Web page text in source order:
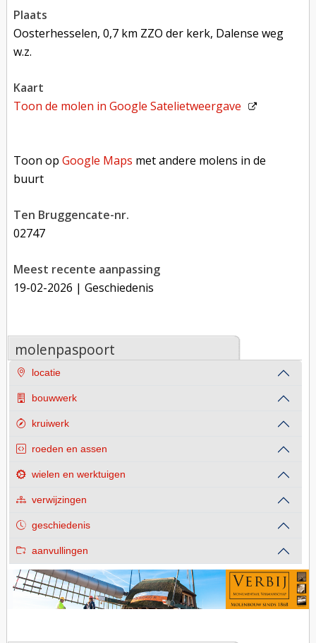
plaats
Oosterhesselen, 0,7 km ZZO der kerk, Dalense weg
w.z.
kaart
Toon de molen inGoogle Satelietweergave
Toon opGoogle Maps met andere molens in de
buurt
Ten Bruggencate-nr.
02747
Meest recente aanpassing
19-02-2026 | Geschiedenis
molenpaspoort
locatie
bouwwerk
kruiwerk
roeden en assen
wielen en werktuigen
verwijzingen
geschiedenis
aanvullingen